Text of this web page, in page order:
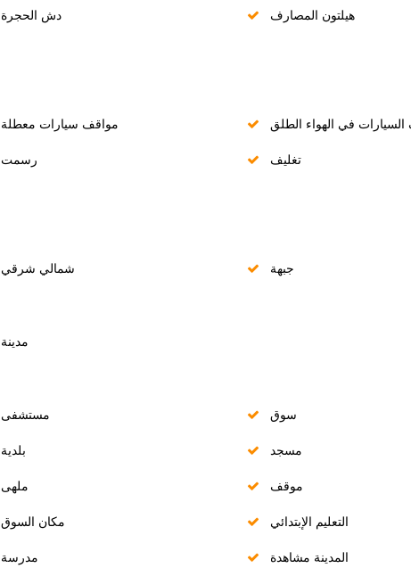
دش الحجرة هيلتون المصارف
مواقف سيارات معطلة في الهواء الطلق
رسمت تغليف
شمالي شرقي جبهة
مدينة
مستشفى سوق
بلدية مسجد
ملهى موقف
مكان السوق التعليم الإبتدائي
مدرسة المدينة مشاهدة